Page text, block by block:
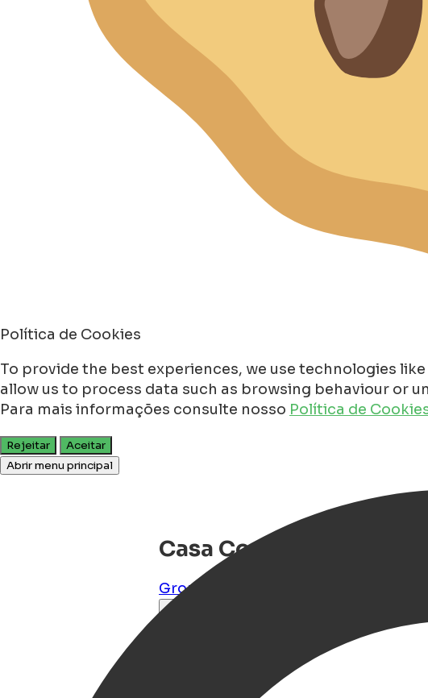
Política de Cookies
To provide the best experiences, we use technologies
allow us to process data such as browsing behaviour or
Para mais informações consulte nosso Política de
Rejeitar
Aceitar
Abrir menu principal
Casa Coral - a hidden
Groningen